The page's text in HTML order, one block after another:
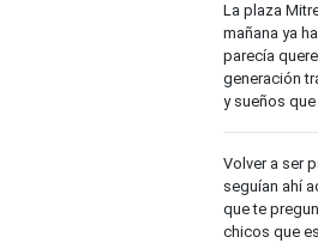
La plaza
mañana ya
parecía
generación
y sueños
Volver a ser
seguían ahí
que te
chicos que